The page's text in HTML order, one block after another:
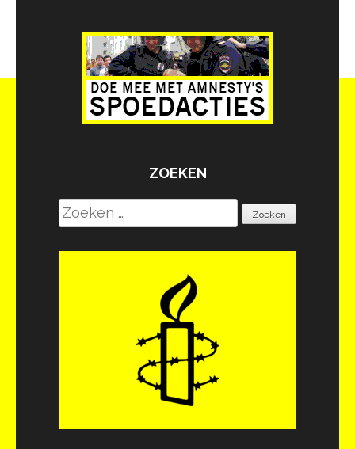
ZOEKEN
Zoeken
naar: